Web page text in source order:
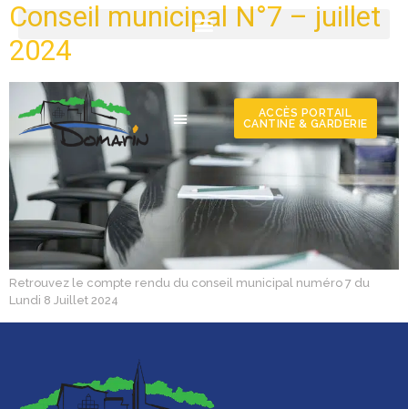
ACCÈS PORTAIL
CANTINE & GARDERIE
Conseil municipal N°7 – juillet
2024
Retrouvez le compte rendu du conseil municipal numéro 7 du
Lundi 8 Juillet 2024